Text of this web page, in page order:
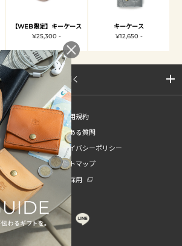
【WEB限定】キーケース
¥25,300 -
キーケース
¥12,650 -
サイトマップを開く
ご利用規約
よくある質問
プライバシーポリシー
サイトマップ
新卒採用